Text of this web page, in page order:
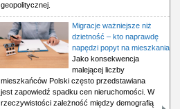
geopolitycznej.
Migracje ważniejsze niż
dzietność – kto naprawdę
napędzi popyt na mieszkania
Jako konsekwencja
malejącej liczby
mieszkańców Polski często przedstawiana
jest zapowiedź spadku cen nieruchomości. W
rzeczywistości zależność między demografią